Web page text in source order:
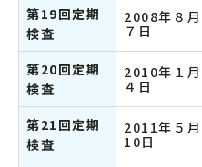
第19回定期
検査
2008年８月
７日
第20回定期
検査
2010年１月
４日
第21回定期
検査
2011年５月
10日